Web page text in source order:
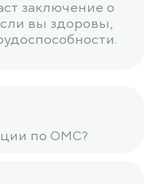
заключение о
вы здоровы,
по ОМС?